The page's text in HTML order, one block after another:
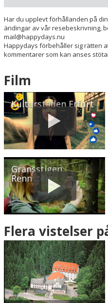
Museer
Radie runt hotellet:
Hitta vägen till hotellet
Rodebachmühle 1
D-99887 Georgenthal
Tyskland
Din adress
Hitta
Hotellets GPS-koordinater
E 010&deg; 38.462'
N 50&deg; 49.126'
Har du upplevt förhållanden på
ändingar av vår resebeskrivning,
mail@happydays.nu
Happydays förbehåller sig rätten
kommentarer som kan anses
Film
Kulturstaden Erfurt
Gränsstigen
Rennsteig
Flera vistelser